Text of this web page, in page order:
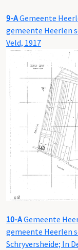
9-AGemeente
gemeente Heerlen
Veld, 1917
10-AGemeente
gemeente Heerlen
Schryversheide; In